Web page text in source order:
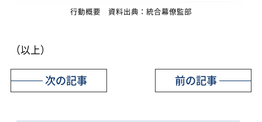
行動概要 資料出典：統合幕僚監部
（以上）
前の記事
次の記事